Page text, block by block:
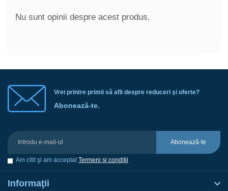
Nu sunt opinii despre acest produs.
Vrei printre primii să afli despre reduceri şi oferte?
Abonează-te.
Abonează-te
Am citit şi am acceptatTermeni şi condiţii
Informaţii